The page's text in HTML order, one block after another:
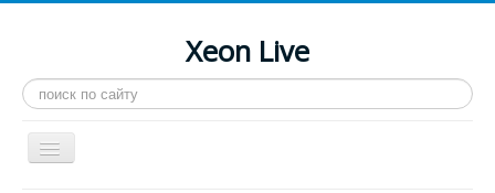
Xeon Live
Искать...
Toggle
Navigation